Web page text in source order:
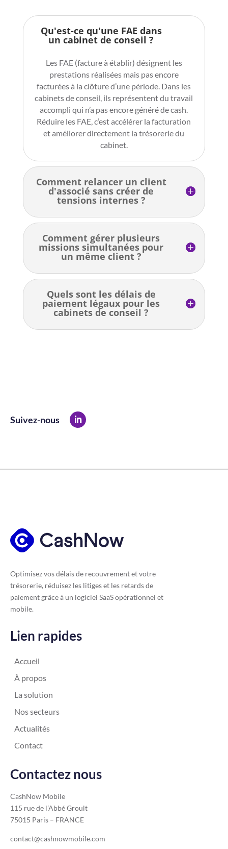
Qu'est-ce qu'une FAE dans
un cabinet de conseil ?
Les FAE (facture à établir) désignent les
prestations réalisées mais pas encore
facturées à la clôture d’une période. Dans les
cabinets de conseil, ils représentent du travail
accompli qui n’a pas encore généré de cash.
Réduire les FAE, c’est accélérer la facturation
et améliorer directement la trésorerie du
cabinet.
Comment relancer un client
d'associé sans créer de
tensions internes ?
Comment gérer plusieurs
missions simultanées pour
un même client ?
Quels sont les délais de
paiement légaux pour les
cabinets de conseil ?
Suivez-nous
Optimisez vos délais de recouvrement et votre
trésorerie, réduisez les litiges et les retards de
paiement grâce à un logiciel SaaS opérationnel et
mobile.
Lien rapides
Accueil
À propos
La solution
Nos secteurs
Actualités
Contact
Contactez nous
CashNow Mobile
115 rue de l’Abbé Groult
75015 Paris – FRANCE
contact@cashnowmobile.com